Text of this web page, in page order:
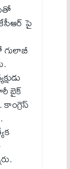
పై
గులాబీ
బైక్